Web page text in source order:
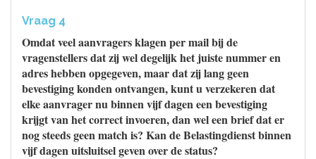
Vraag 4
Omdat veel aanvragers klagen per mail bij de
vragenstellers dat zij wel degelijk het juiste nummer en
adres hebben opgegeven, maar dat zij lang geen
bevestiging konden ontvangen, kunt u verzekeren dat
elke aanvrager nu binnen vijf dagen een bevestiging
krijgt van het correct invoeren, dan wel een brief dat er
nog steeds geen match is? Kan de Belastingdienst binnen
vijf dagen uitsluitsel geven over de status?